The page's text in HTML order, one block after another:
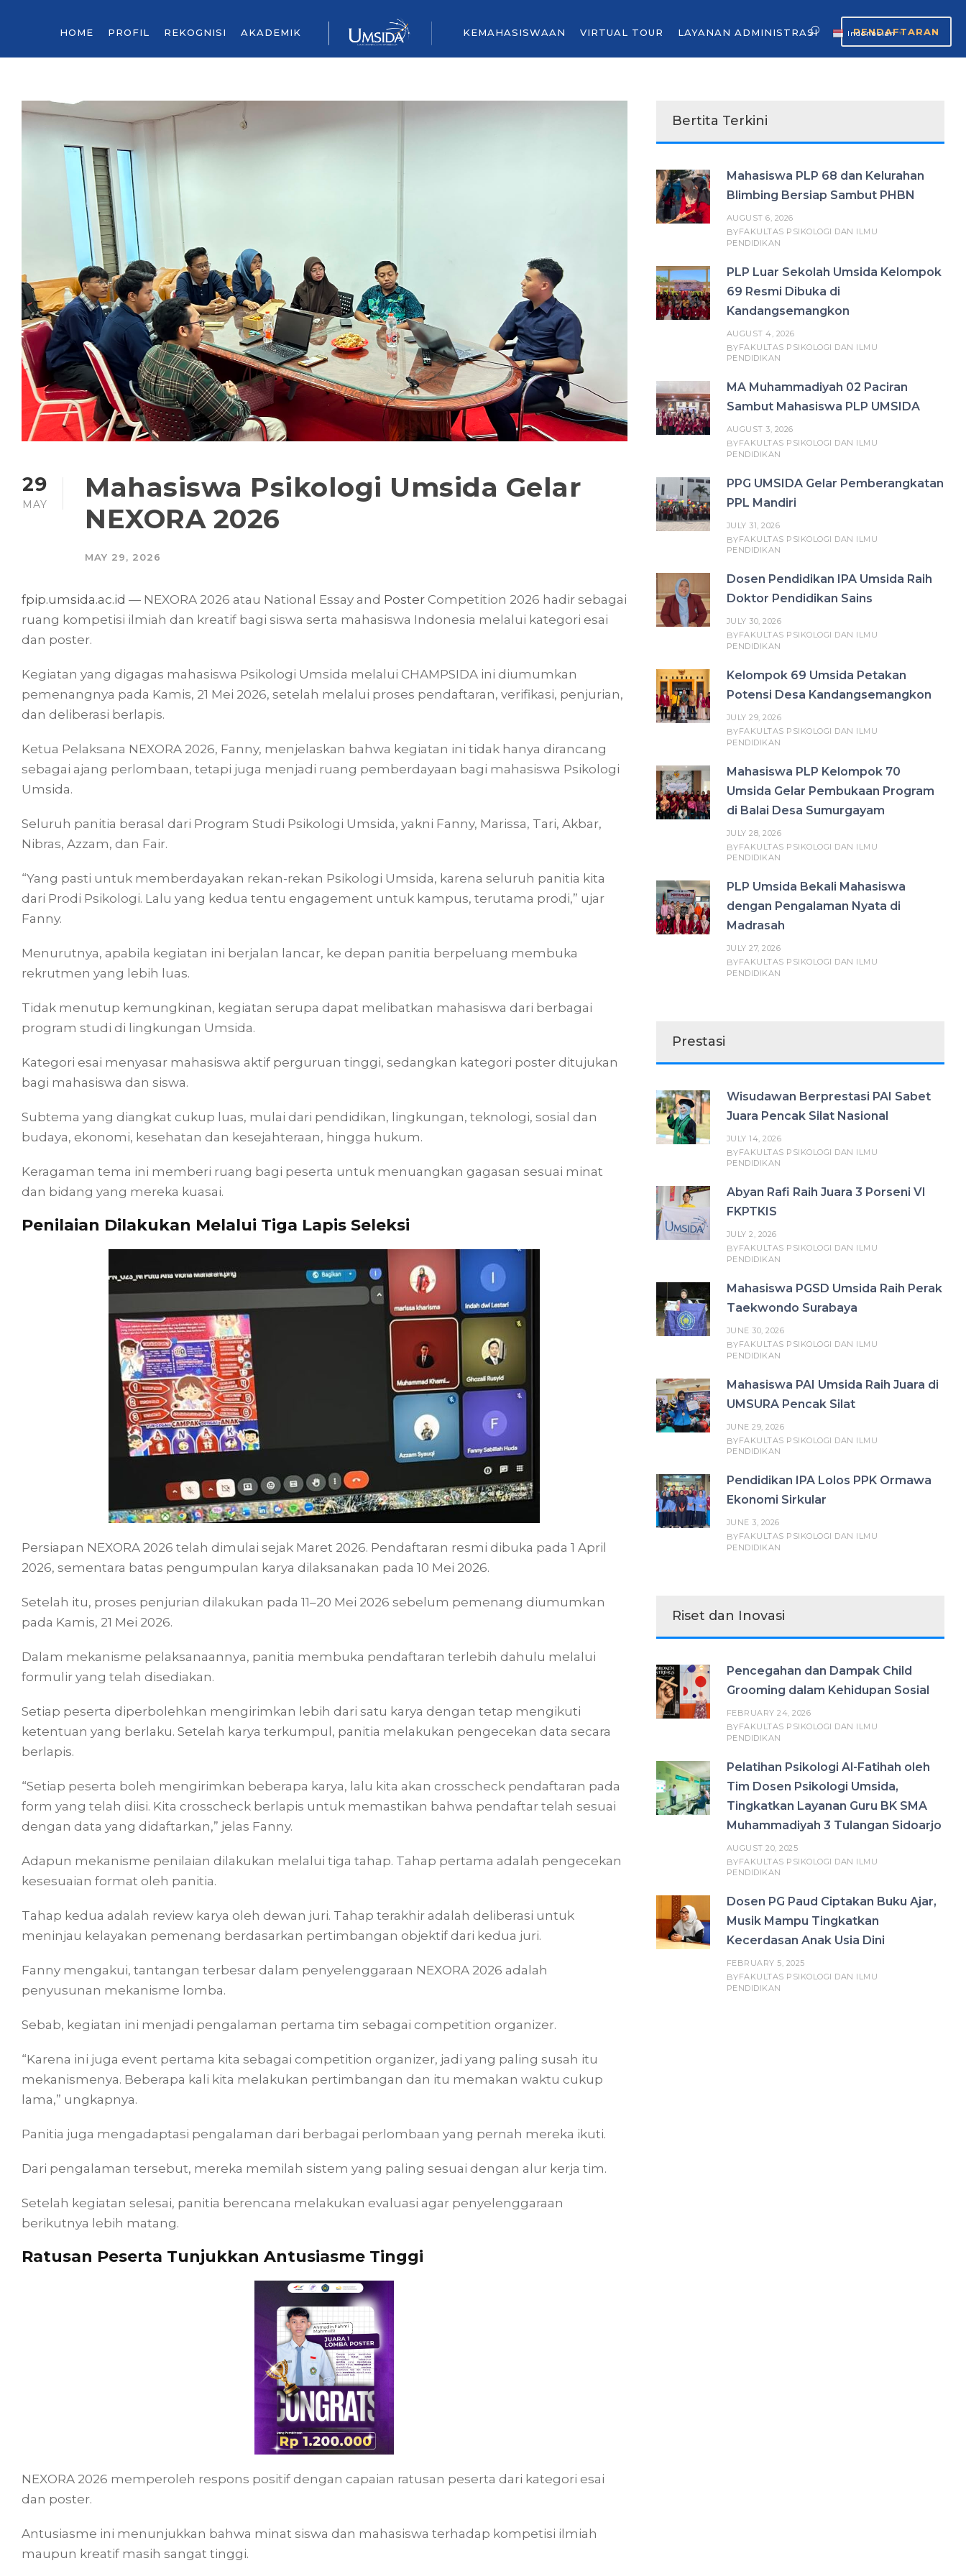
HOME PROFIL REKOGNISI AKADEMIK KEMAHASISWAAN VIRTUAL TOUR LAYANAN ADMINISTRASI Indonesian ▼
PENDAFTARAN
29
MAY
Mahasiswa Psikologi Umsida Gelar
NEXORA 2026
MAY 29, 2026
fpip.umsida.ac.id — NEXORA 2026 atau National Essay and Poster Competition 2026 hadir sebagai
ruang kompetisi ilmiah dan kreatif bagi siswa serta mahasiswa Indonesia melalui kategori esai
dan poster.
Kegiatan yang digagas mahasiswa Psikologi Umsida melalui CHAMPSIDA ini diumumkan
pemenangnya pada Kamis, 21 Mei 2026, setelah melalui proses pendaftaran, verifikasi, penjurian,
dan deliberasi berlapis.
Ketua Pelaksana NEXORA 2026, Fanny, menjelaskan bahwa kegiatan ini tidak hanya dirancang
sebagai ajang perlombaan, tetapi juga menjadi ruang pemberdayaan bagi mahasiswa Psikologi
Umsida.
Seluruh panitia berasal dari Program Studi Psikologi Umsida, yakni Fanny, Marissa, Tari, Akbar,
Nibras, Azzam, dan Fair.
“Yang pasti untuk memberdayakan rekan-rekan Psikologi Umsida, karena seluruh panitia kita
dari Prodi Psikologi. Lalu yang kedua tentu engagement untuk kampus, terutama prodi,” ujar
Fanny.
Menurutnya, apabila kegiatan ini berjalan lancar, ke depan panitia berpeluang membuka
rekrutmen yang lebih luas.
Tidak menutup kemungkinan, kegiatan serupa dapat melibatkan mahasiswa dari berbagai
program studi di lingkungan Umsida.
Kategori esai menyasar mahasiswa aktif perguruan tinggi, sedangkan kategori poster ditujukan
bagi mahasiswa dan siswa.
Subtema yang diangkat cukup luas, mulai dari pendidikan, lingkungan, teknologi, sosial dan
budaya, ekonomi, kesehatan dan kesejahteraan, hingga hukum.
Keragaman tema ini memberi ruang bagi peserta untuk menuangkan gagasan sesuai minat
dan bidang yang mereka kuasai.
Penilaian Dilakukan Melalui Tiga Lapis Seleksi
Persiapan NEXORA 2026 telah dimulai sejak Maret 2026. Pendaftaran resmi dibuka pada 1 April
2026, sementara batas pengumpulan karya dilaksanakan pada 10 Mei 2026.
Setelah itu, proses penjurian dilakukan pada 11–20 Mei 2026 sebelum pemenang diumumkan
pada Kamis, 21 Mei 2026.
Dalam mekanisme pelaksanaannya, panitia membuka pendaftaran terlebih dahulu melalui
formulir yang telah disediakan.
Setiap peserta diperbolehkan mengirimkan lebih dari satu karya dengan tetap mengikuti
ketentuan yang berlaku. Setelah karya terkumpul, panitia melakukan pengecekan data secara
berlapis.
“Setiap peserta boleh mengirimkan beberapa karya, lalu kita akan crosscheck pendaftaran pada
form yang telah diisi. Kita crosscheck berlapis untuk memastikan bahwa pendaftar telah sesuai
dengan data yang didaftarkan,” jelas Fanny.
Adapun mekanisme penilaian dilakukan melalui tiga tahap. Tahap pertama adalah pengecekan
kesesuaian format oleh panitia.
Tahap kedua adalah review karya oleh dewan juri. Tahap terakhir adalah deliberasi untuk
meninjau kelayakan pemenang berdasarkan pertimbangan objektif dari kedua juri.
Fanny mengakui, tantangan terbesar dalam penyelenggaraan NEXORA 2026 adalah
penyusunan mekanisme lomba.
Sebab, kegiatan ini menjadi pengalaman pertama tim sebagai competition organizer.
“Karena ini juga event pertama kita sebagai competition organizer, jadi yang paling susah itu
mekanismenya. Beberapa kali kita melakukan pertimbangan dan itu memakan waktu cukup
lama,” ungkapnya.
Panitia juga mengadaptasi pengalaman dari berbagai perlombaan yang pernah mereka ikuti.
Dari pengalaman tersebut, mereka memilah sistem yang paling sesuai dengan alur kerja tim.
Setelah kegiatan selesai, panitia berencana melakukan evaluasi agar penyelenggaraan
berikutnya lebih matang.
Ratusan Peserta Tunjukkan Antusiasme Tinggi
NEXORA 2026 memperoleh respons positif dengan capaian ratusan peserta dari kategori esai
dan poster.
Antusiasme ini menunjukkan bahwa minat siswa dan mahasiswa terhadap kompetisi ilmiah
maupun kreatif masih sangat tinggi.
Bertita Terkini
Mahasiswa PLP 68 dan Kelurahan
Blimbing Bersiap Sambut PHBN
AUGUST 6, 2026
BYFAKULTAS PSIKOLOGI DAN ILMU
PENDIDIKAN
PLP Luar Sekolah Umsida Kelompok
69 Resmi Dibuka di
Kandangsemangkon
AUGUST 4, 2026
BYFAKULTAS PSIKOLOGI DAN ILMU
PENDIDIKAN
MA Muhammadiyah 02 Paciran
Sambut Mahasiswa PLP UMSIDA
AUGUST 3, 2026
BYFAKULTAS PSIKOLOGI DAN ILMU
PENDIDIKAN
PPG UMSIDA Gelar Pemberangkatan
PPL Mandiri
JULY 31, 2026
BYFAKULTAS PSIKOLOGI DAN ILMU
PENDIDIKAN
Dosen Pendidikan IPA Umsida Raih
Doktor Pendidikan Sains
JULY 30, 2026
BYFAKULTAS PSIKOLOGI DAN ILMU
PENDIDIKAN
Kelompok 69 Umsida Petakan
Potensi Desa Kandangsemangkon
JULY 29, 2026
BYFAKULTAS PSIKOLOGI DAN ILMU
PENDIDIKAN
Mahasiswa PLP Kelompok 70
Umsida Gelar Pembukaan Program
di Balai Desa Sumurgayam
JULY 28, 2026
BYFAKULTAS PSIKOLOGI DAN ILMU
PENDIDIKAN
PLP Umsida Bekali Mahasiswa
dengan Pengalaman Nyata di
Madrasah
JULY 27, 2026
BYFAKULTAS PSIKOLOGI DAN ILMU
PENDIDIKAN
Prestasi
Wisudawan Berprestasi PAI Sabet
Juara Pencak Silat Nasional
JULY 14, 2026
BYFAKULTAS PSIKOLOGI DAN ILMU
PENDIDIKAN
Abyan Rafi Raih Juara 3 Porseni VI
FKPTKIS
JULY 2, 2026
BYFAKULTAS PSIKOLOGI DAN ILMU
PENDIDIKAN
Mahasiswa PGSD Umsida Raih Perak
Taekwondo Surabaya
JUNE 30, 2026
BYFAKULTAS PSIKOLOGI DAN ILMU
PENDIDIKAN
Mahasiswa PAI Umsida Raih Juara di
UMSURA Pencak Silat
JUNE 29, 2026
BYFAKULTAS PSIKOLOGI DAN ILMU
PENDIDIKAN
Pendidikan IPA Lolos PPK Ormawa
Ekonomi Sirkular
JUNE 3, 2026
BYFAKULTAS PSIKOLOGI DAN ILMU
PENDIDIKAN
Riset dan Inovasi
Pencegahan dan Dampak Child
Grooming dalam Kehidupan Sosial
FEBRUARY 24, 2026
BYFAKULTAS PSIKOLOGI DAN ILMU
PENDIDIKAN
Pelatihan Psikologi Al-Fatihah oleh
Tim Dosen Psikologi Umsida,
Tingkatkan Layanan Guru BK SMA
Muhammadiyah 3 Tulangan Sidoarjo
AUGUST 20, 2025
BYFAKULTAS PSIKOLOGI DAN ILMU
PENDIDIKAN
Dosen PG Paud Ciptakan Buku Ajar,
Musik Mampu Tingkatkan
Kecerdasan Anak Usia Dini
FEBRUARY 5, 2025
BYFAKULTAS PSIKOLOGI DAN ILMU
PENDIDIKAN